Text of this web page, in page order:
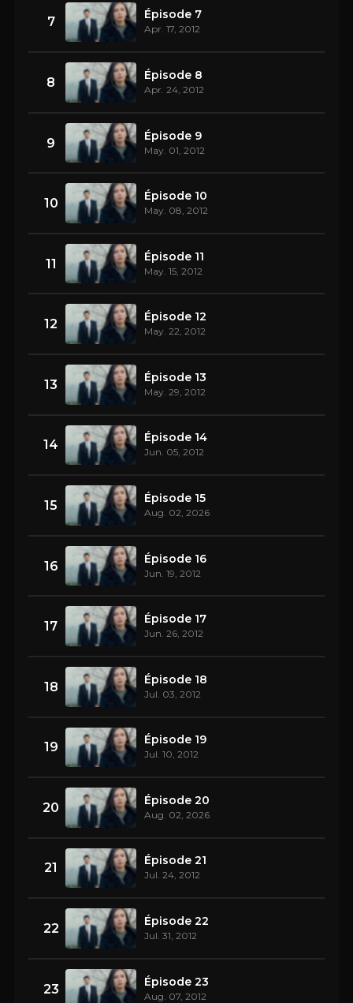
7 Épisode 7
Apr. 17, 2012
8 Épisode 8
Apr. 24, 2012
9 Épisode 9
May. 01, 2012
10 Épisode 10
May. 08, 2012
11 Épisode 11
May. 15, 2012
12 Épisode 12
May. 22, 2012
13 Épisode 13
May. 29, 2012
14 Épisode 14
Jun. 05, 2012
15 Épisode 15
Aug. 02, 2026
16 Épisode 16
Jun. 19, 2012
17 Épisode 17
Jun. 26, 2012
18 Épisode 18
Jul. 03, 2012
19 Épisode 19
Jul. 10, 2012
20 Épisode 20
Aug. 02, 2026
21 Épisode 21
Jul. 24, 2012
22 Épisode 22
Jul. 31, 2012
23 Épisode 23
Aug. 07, 2012